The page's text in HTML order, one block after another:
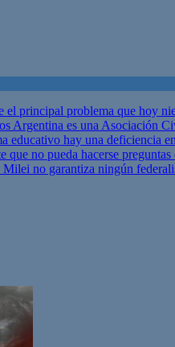
el principal problema que hoy
Argentina es una Asociación
educativo hay una deficiencia
que no pueda hacerse
no garantiza ningún